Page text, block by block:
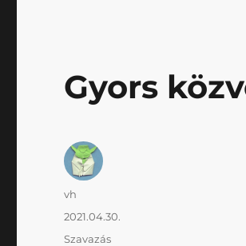
Gyors
Szerző
vh
Közzétéve
2021.04.30.
Kategória
Szavazás